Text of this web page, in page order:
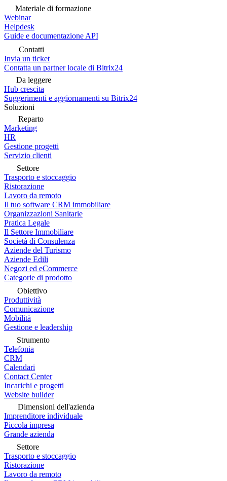
Materiale di formazione
Webinar
Helpdesk
Guide e documentazione API
Contatti
Invia un ticket
Contatta un partner locale di Bitrix24
Da leggere
Hub crescita
Suggerimenti e aggiornamenti su Bitrix24
Soluzioni
Reparto
Marketing
HR
Gestione progetti
Servizio clienti
Settore
Trasporto e stoccaggio
Ristorazione
Lavoro da remoto
Il tuo software CRM immobiliare
Organizzazioni Sanitarie
Pratica Legale
Il Settore Immobiliare
Società di Consulenza
Aziende del Turismo
Aziende Edili
Negozi ed eCommerce
Categorie di prodotto
Obiettivo
Produttività
Comunicazione
Mobilità
Gestione e leadership
Strumento
Telefonia
CRM
Calendari
Contact Center
Incarichi e progetti
Website builder
Dimensioni dell'azienda
Imprenditore individuale
Piccola impresa
Grande azienda
Settore
Trasporto e stoccaggio
Ristorazione
Lavoro da remoto